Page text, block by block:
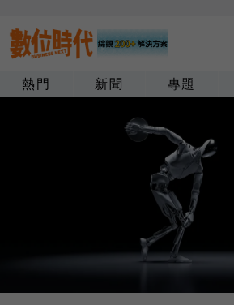
熱門 新聞 專題